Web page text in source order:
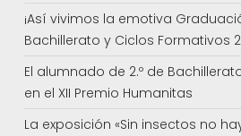
¡Así vivimos la emotiva
Bachillerato y Ciclos Formativos
El alumnado de 2.º de
en el XII Premio Humanitas
La exposición «Sin insectos no